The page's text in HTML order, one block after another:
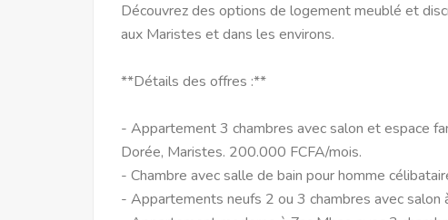
Découvrez des options de logement meublé et
aux Maristes et dans les environs.
**Détails des offres :**
- Appartement 3 chambres avec salon et espace
Dorée, Maristes. 200.000 FCFA/mois.
- Chambre avec salle de bain pour homme
- Appartements neufs 2 ou 3 chambres avec